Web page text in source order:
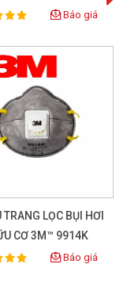
Báo giá
TRANG LỌC BỤI HƠI
CƠ 3M™ 9914K
Báo giá